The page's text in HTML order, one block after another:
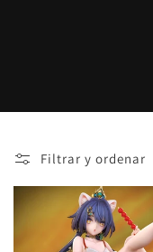
Filtrar y ordenar